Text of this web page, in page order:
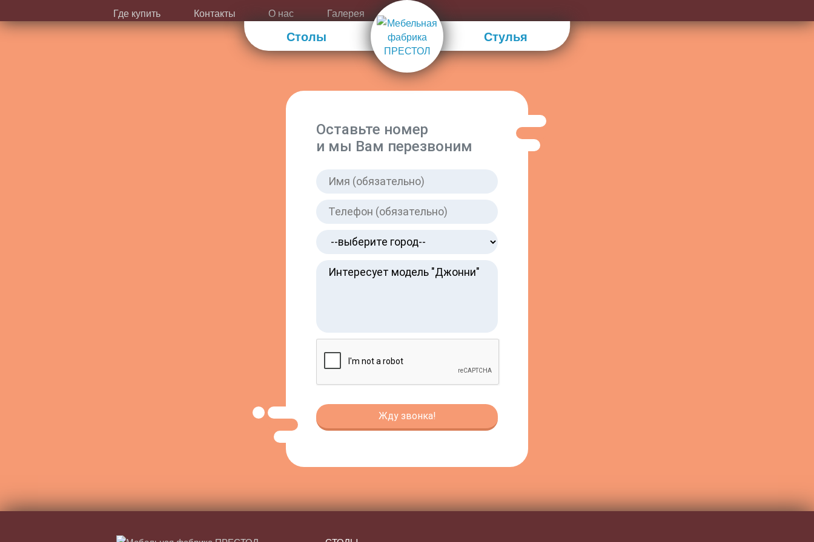
Где купить Контакты О нас Галерея
Столы Стулья
Оставьте номер
и мы Вам перезвоним